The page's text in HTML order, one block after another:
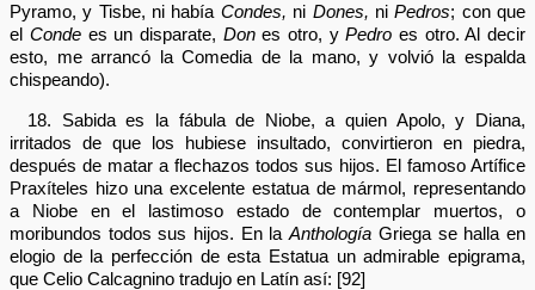
Pyramo, y Tisbe, ni había Condes, ni Dones, niPedros; con que
el Conde es un disparate, Dones otro, yPedro es otro. Al decir
esto, me arrancó la Comedia de la mano, y volvió la espalda
chispeando).
18. Sabida es la fábula de Niobe, a quien Apolo, y Diana,
irritados de que los hubiese insultado, convirtieron en piedra,
después de matar a flechazos todos sus hijos. El famoso Artífice
Praxíteles hizo una excelente estatua de mármol, representando
a Niobe en el lastimoso estado de contemplar muertos, o
moribundos todos sus hijos. En laAnthología Griega se halla en
elogio de la perfección de esta Estatua un admirable epigrama,
que Celio Calcagnino tradujo en Latín así: [92]